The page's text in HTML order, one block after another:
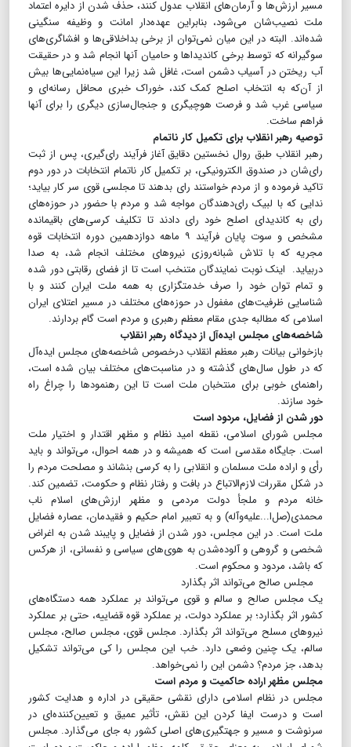
مسیر ارزش‌ها و آرمان‌های انقلاب عدول کنند، حذف شدن از دایره اعتماد
ملت نصیب‌شان می‌شود، بنابراین عهده‌دار امانت و وظیفه سنگینی
شده‌اند. البته در این میان نمی‌توان از برخی بداخلاقی‌ها و افشاگری‌های
سوگیرانه که توسط برخی کاندیداها و حامیان آنها انجام شد و در حقیقت
آب ریختن در آسیاب دشمن است، غافل شد زیرا این سیاه‌نمایی‌ها بیش
از آن‌که به انتخاب اصلح کمک کند، خوراک خبری محافل رسانه‌ای و
سیاسی غرب شد و فرصت هوچیگری و جنجال‌سازی دیگری را برای آنها
فراهم ساخت.
توصیه رهبر انقلاب برای تکمیل کار ناتمام
رهبر انقلاب طبق روال نخستین دقایق آغاز فرآیند رای‌گیری، پس از ثبت
رای‌شان در صندوق الکترونیکی، بر تکمیل کار ناتمام انتخابات در دور دوم
تاکید فرموده و از مردم خواستند رای بدهند تا مجلسی قوی سر کار بیاید؛
ندایی که با لبیک رای‌دهندگان مواجه شد و مردم با حضور در حوزه‌های
رای به کاندیدای اصلح خود رای دادند تا تکلیف کرسی‌های باقیمانده
مشخص و سوت پایان فرآیند ۹ ماهه دوازدهمین دوره انتخابات قوه
مجریه که با تلاش شبانه‌روزی نیروهای مختلف انجام شد، به صدا
در‌بیاید. اینک نوبت نمایندگان متنخب است تا از فضای رقابتی دور شده
و تمام توان خود را صرف خدمتگزاری به همه ملت ایران کنند و با
شناسایی ظرفیت‌های مغفول در حوزه‌های مختلف در مسیر اعتلای ایران
اسلامی که مطالبه جدی مقام معظم رهبری و مردم است گام بردارند.
شاخصه‌های مجلس ایده‌آل از دیدگاه رهبر انقلاب
بازخوانی بیانات رهبر معظم انقلاب درخصوص شاخصه‌های مجلس ایده‌آل
که در طول سال‌های گذشته و در مناسبت‌های مختلف بیان شده است،
راهنمای خوبی برای منتخبان ملت است تا این رهنمودها را چراغ راه
خود سازند.
دور شدن از فضایل، مردود است
مجلس‌ شورای‌ اسلامی‌، نقطه‌‌ امید نظام‌ و مظهر اقتدار و اختیار ملت‌
است‌. جایگاه‌ مقدسی‌ است‌ که‌ همیشه‌ و در همه‌‌ احوال‌، می‌تواند و ‌باید
رأی‌ و اراده‌‌ ملت‌ مسلمان‌ و انقلابی‌ را به‌ کرسی‌ بنشاند و مصلحت‌ مردم‌ را
در شکل‌ مقررات‌ لازم‌الاتباع‌ در بافت‌ و رفتار نظام‌ و حکومت‌، تضمین‌ کند.
خانه‌‌ مردم‌ و ملجأ دولت‌ مردمی‌ و مظهر ارزش‌های‌ اسلام‌ ناب‌
محمدی‌(صل‌ا‌...‌علیه‌وآله‌) و به‌ تعبیر امام‌ حکیم‌ و فقیدمان‌، عصاره‌ فضایل‌
ملت‌ است‌. در این‌ مجلس‌، دور شدن‌ از فضایل‌ و پایبند شدن‌ به‌ اغراض‌
شخصی‌ و گروهی‌ و آلوده‌شدن‌ به‌ هوی‌های‌ سیاسی‌ و نفسانی‌، از هرکس‌
که‌ باشد، مردود و محکوم‌ است‌.
مجلس صالح می‌تواند اثر بگذارد
یک مجلس صالح و سالم و قوى می‌تواند بر عملکرد همه‌ دستگاه‌هاى
کشور اثر بگذارد؛ بر عملکرد دولت، بر عملکرد قوه قضاییه، حتى بر عملکرد
نیروهاى مسلح می‌تواند اثر بگذارد. مجلس قوى، مجلس صالح، مجلس
سالم، یک چنین وضعى دارد. خب این مجلس را کى می‌تواند تشکیل
بدهد، جز مردم؟ دشمن این را نمی‌خواهد.
مجلس مظهر اراده حاکمیت و مردم است
مجلس در نظام اسلامى داراى نقشى حقیقى در اداره و هدایت کشور
است و درست ایفا کردن این نقش، تأثیر عمیق و تعیین‌کننده‌ای در
سرنوشت و مسیر و جهتگیرى‌هاى اصلى کشور به‌ جاى مى‌گذارد. مجلس